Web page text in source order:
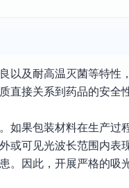
以及耐高温灭菌等特性
直接关系到药品的安全
如果包装材料在生产过
或可见光波长范围内表
。因此，开展严格的吸